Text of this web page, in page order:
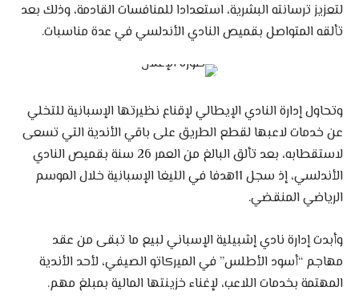
لتعزيز ترسانته البشرية، استعدادا للمنافسات القادمة، وذلك بعد
تألقه المتواصل بقميص النادي الأندلسي في عدة مناسبات.
وتحاول إدارة النادي الإيطالي لإقناع نظيرتها الإسبانية للتخلي
عن خدمات لاعبها لقطع الطريق على باقي الأندية التي تسعى
لاستقطابه، بعد تألق البالغ من العمر 26 سنة بقميص النادي
الأندلسي، إذ سجل 11هدفا في الليغا الإسبانية خلال الموسم
الرياضي المنقضي.
وأبدت إدارة نادي إشبيلية الإسباني لبيع ما تبقى من عقد
مهاجم “أسود الأطلس” في الميركاتو الصيفي، لأحد الأندية
المهتمة بخدمات اللاعب، لإغناء خزينتها المالية بمبلغ مهم.